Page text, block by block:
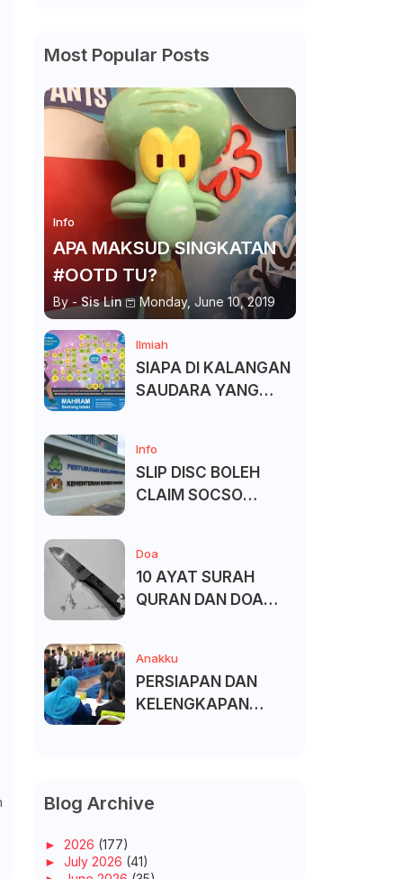
Most Popular Posts
Info
APA MAKSUD SINGKATAN
#OOTD TU?
By - Sis Lin Monday, June 10, 2019
Ilmiah
SIAPA DI KALANGAN
SAUDARA YANG
Info
SLIP DISC BOLEH
CLAIM SOCSO
Doa
10 AYAT SURAH
QURAN DAN DOA
Anakku
PERSIAPAN DAN
KELENGKAPAN
Blog Archive
► 2026 (177)
► July 2026 (41)